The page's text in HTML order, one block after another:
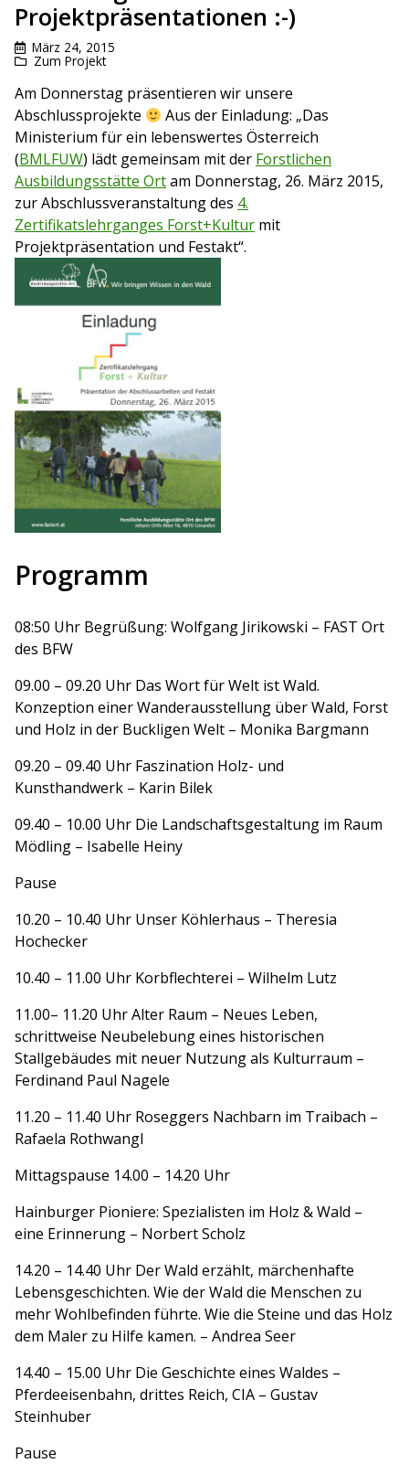
Projektpräsentationen :-)
März 24, 2015
Zum Projekt
Am Donnerstag präsentieren wir unsere
Abschlussprojekte
Aus der Einladung: „Das
Ministerium für ein lebenswertes Österreich
(BMLFUW) lädt gemeinsam mit der Forstlichen
Ausbildungsstätte Ortam Donnerstag, 26. März 2015,
zur Abschlussveranstaltung des 4.
Zertifikatslehrganges Forst+Kultur mit
Projektpräsentation und Festakt“.
Programm
08:50 Uhr Begrüßung: Wolfgang Jirikowski – FAST Ort
des BFW
09.00 – 09.20 Uhr Das Wort für Welt ist Wald.
Konzeption einer Wanderausstellung über Wald, Forst
und Holz in der Buckligen Welt – Monika Bargmann
09.20 – 09.40 Uhr Faszination Holz- und
Kunsthandwerk – Karin Bilek
09.40 – 10.00 Uhr Die Landschaftsgestaltung im Raum
Mödling – Isabelle Heiny
Pause
10.20 – 10.40 Uhr Unser Köhlerhaus – Theresia
Hochecker
10.40 – 11.00 Uhr Korbflechterei – Wilhelm Lutz
11.00– 11.20 Uhr Alter Raum – Neues Leben,
schrittweise Neubelebung eines historischen
Stallgebäudes mit neuer Nutzung als Kulturraum –
Ferdinand Paul Nagele
11.20 – 11.40 Uhr Roseggers Nachbarn im Traibach –
Rafaela Rothwangl
Mittagspause 14.00 – 14.20 Uhr
Hainburger Pioniere: Spezialisten im Holz & Wald –
eine Erinnerung – Norbert Scholz
14.20 – 14.40 Uhr Der Wald erzählt, märchenhafte
Lebensgeschichten. Wie der Wald die Menschen zu
mehr Wohlbefinden führte. Wie die Steine und das Holz
dem Maler zu Hilfe kamen. – Andrea Seer
14.40 – 15.00 Uhr Die Geschichte eines Waldes –
Pferdeeisenbahn, drittes Reich, CIA – Gustav
Steinhuber
Pause